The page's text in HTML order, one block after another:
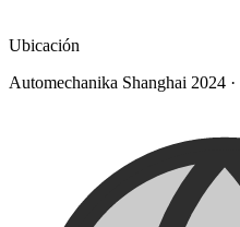
Ubicación
Automechanika Shanghai 2024 ·